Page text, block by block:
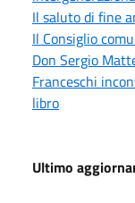
Il saluto di fine
Il Consiglio
Don Sergio
Franceschi
libro
Ultimo